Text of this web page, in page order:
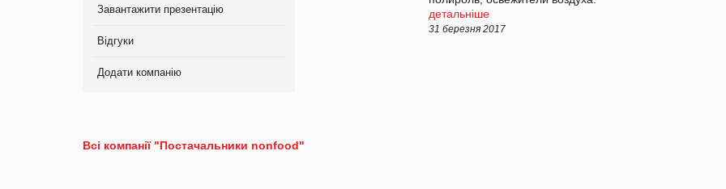
Завантажити презентацію
Відгуки
Додати компанію
детальніше
31 березня 2017
Всі компанії "Постачальники nonfood"